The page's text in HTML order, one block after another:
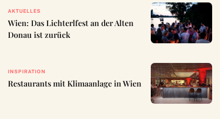
AKTUELLES
Wien: Das Lichterlfest an der Alten
Donau ist zurück
INSPIRATION
Restaurants mit Klimaanlage in Wien